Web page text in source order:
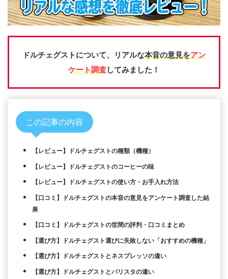
ドルチェグストについて、リアルな本音の意見をアン
ケート調査してみました！
この記事の内容
【レビュー】ドルチェグストの種類（機種）
【レビュー】ドルチェグストのコーヒーの味
【レビュー】ドルチェグストの使い方・お手入れ方法
【口コミ】ドルチェグストの本音の意見をアンケート調査した結
果
【口コミ】ドルチェグストの世間の評判・口コミまとめ
【選び方】ドルチェグスト選びに失敗しない「おすすめの機種」
【選び方】ドルチェグストとネスプレッソの違い
【選び方】ドルチェグストとバリスタの違い